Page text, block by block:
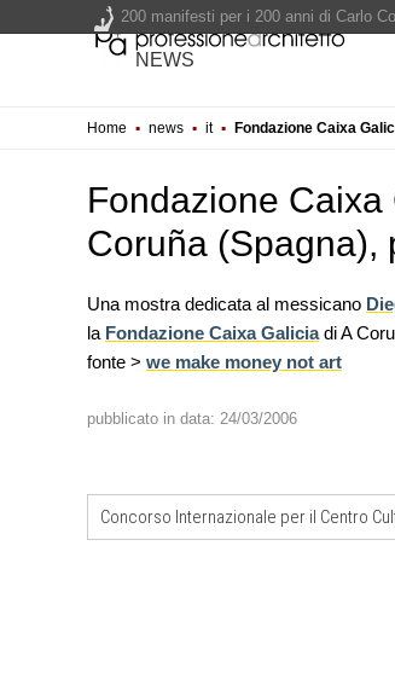
NEWS
Home ▪ news ▪ it ▪ Fondazione Caixa
Fondazione
Coruña (Spagna),
Una mostra dedicata al messicano
la Fondazione Caixa Galiciadi A
fonte > we make money not art
pubblicato in data: 24/03/2006
UP-TO-DATE
Tashkent
architetture
200 manifesti per i 200 anni di Carlo
La ricarica dei profumi domestici in un